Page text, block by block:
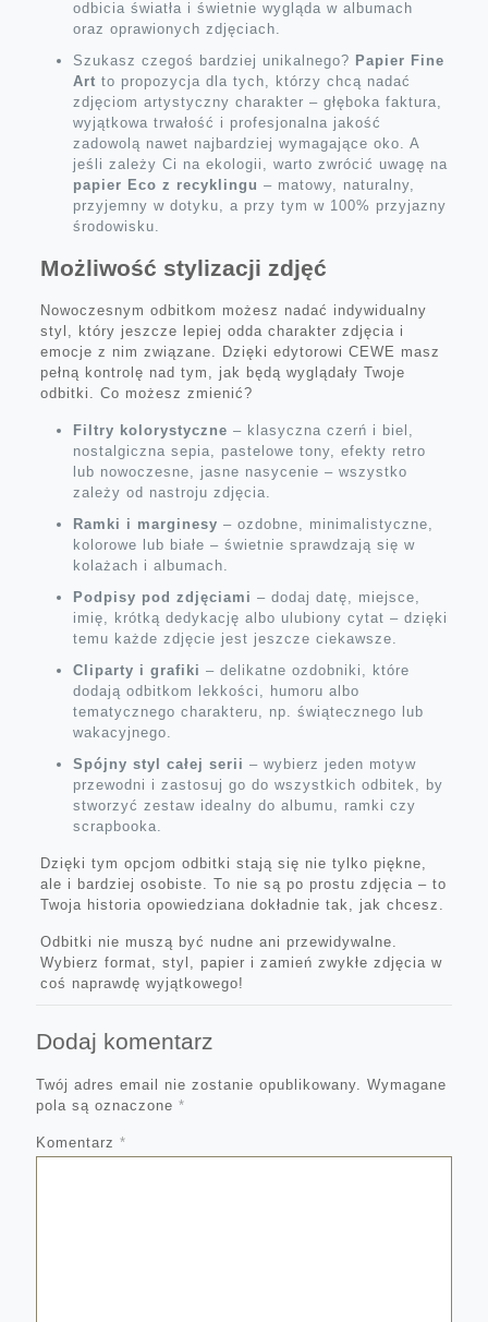
odbicia światła i świetnie wygląda w albumach
oraz oprawionych zdjęciach.
Szukasz czegoś bardziej unikalnego? Papier Fine
Art to propozycja dla tych, którzy chcą nadać
zdjęciom artystyczny charakter – głęboka faktura,
wyjątkowa trwałość i profesjonalna jakość
zadowolą nawet najbardziej wymagające oko. A
jeśli zależy Ci na ekologii, warto zwrócić uwagę na
papier Eco z recyklingu – matowy, naturalny,
przyjemny w dotyku, a przy tym w 100% przyjazny
środowisku.
Możliwość stylizacji zdjęć
Nowoczesnym odbitkom możesz nadać indywidualny
styl, który jeszcze lepiej odda charakter zdjęcia i
emocje z nim związane. Dzięki edytorowi CEWE masz
pełną kontrolę nad tym, jak będą wyglądały Twoje
odbitki. Co możesz zmienić?
Filtry kolorystyczne – klasyczna czerń i biel,
nostalgiczna sepia, pastelowe tony, efekty retro
lub nowoczesne, jasne nasycenie – wszystko
zależy od nastroju zdjęcia.
Ramki i marginesy – ozdobne, minimalistyczne,
kolorowe lub białe – świetnie sprawdzają się w
kolażach i albumach.
Podpisy pod zdjęciami – dodaj datę, miejsce,
imię, krótką dedykację albo ulubiony cytat – dzięki
temu każde zdjęcie jest jeszcze ciekawsze.
Cliparty i grafiki – delikatne ozdobniki, które
dodają odbitkom lekkości, humoru albo
tematycznego charakteru, np. świątecznego lub
wakacyjnego.
Spójny styl całej serii – wybierz jeden motyw
przewodni i zastosuj go do wszystkich odbitek, by
stworzyć zestaw idealny do albumu, ramki czy
scrapbooka.
Dzięki tym opcjom odbitki stają się nie tylko piękne,
ale i bardziej osobiste. To nie są po prostu zdjęcia – to
Twoja historia opowiedziana dokładnie tak, jak chcesz.
Odbitki nie muszą być nudne ani przewidywalne.
Wybierz format, styl, papier i zamień zwykłe zdjęcia w
coś naprawdę wyjątkowego!
Dodaj komentarz
Twój adres email nie zostanie opublikowany. Wymagane
pola są oznaczone *
Komentarz *